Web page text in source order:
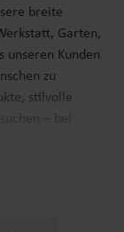
breite
Garten,
unseren Kunden
zu
stilvolle
– bei